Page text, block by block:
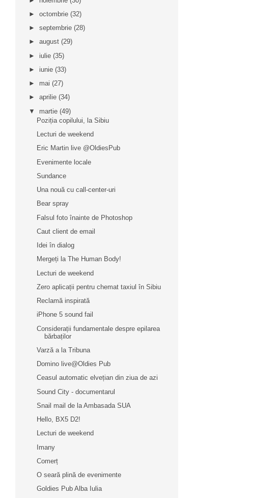
► octombrie (32)
► septembrie (28)
► august (29)
► iulie (35)
► iunie (33)
► mai (27)
► aprilie (34)
▼ martie (49)
Poziția copilului, la Sibiu
Lecturi de weekend
Eric Martin live @OldiesPub
Evenimente locale
Sundance
Una nouă cu call-center-uri
Bear spray
Falsul foto înainte de Photoshop
Caut client de email
Idei în dialog
Mergeți la The Human Body!
Lecturi de weekend
Zero aplicații pentru chemat taxiul în Sibiu
Reclamă inspirată
iPhone 5 sound fail
Considerații fundamentale despre epilarea
bărbaților
Varză a la Tribuna
Domino live@Oldies Pub
Ceasul automatic elvețian din ziua de azi
Sound City - documentarul
Snail mail de la Ambasada SUA
Hello, BX5 D2!
Lecturi de weekend
Imany
Comerț
O seară plină de evenimente
Goldies Pub Alba Iulia